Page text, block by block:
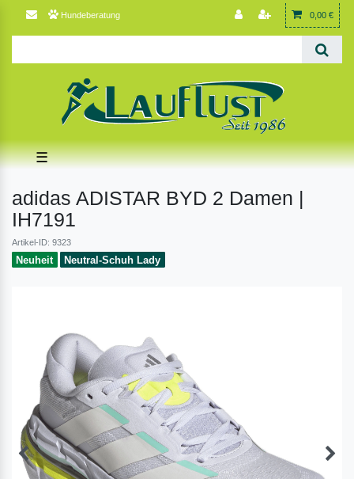
Hundeberatung 0,00 €
☰
adidas ADISTAR BYD 2 Damen |
IH7191
Artikel-ID: 9323
Neuheit Neutral-Schuh Lady